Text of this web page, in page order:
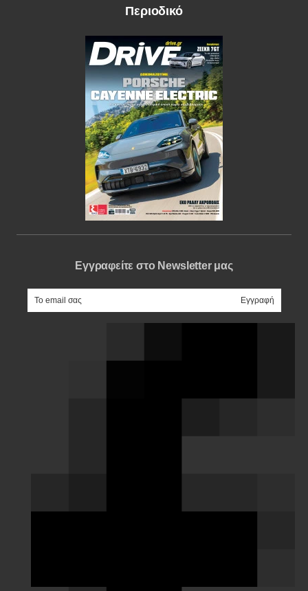
Περιοδικό
Εγγραφείτε στο Newsletter μας
e-mail